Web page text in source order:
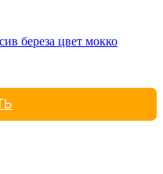
береза цвет мокко